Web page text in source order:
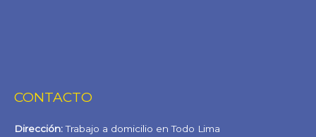
CONTACTO
Dirección:Trabajo a domicilio en Todo Lima